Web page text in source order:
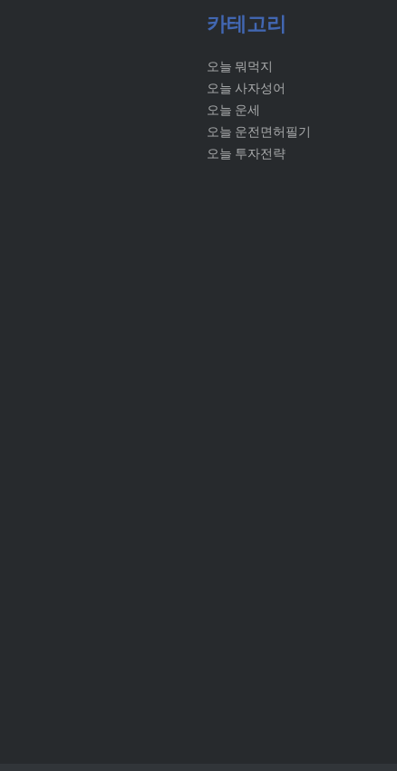
카테고리
오늘 뭐먹지
오늘 사자성어
오늘 운세
오늘 운전면허필기
오늘 투자전략